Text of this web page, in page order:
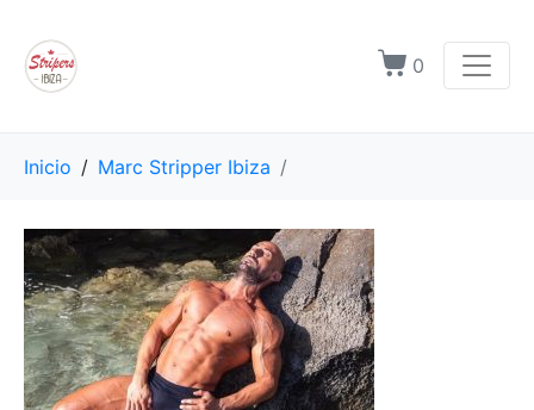
0
Inicio Marc Stripper Ibiza